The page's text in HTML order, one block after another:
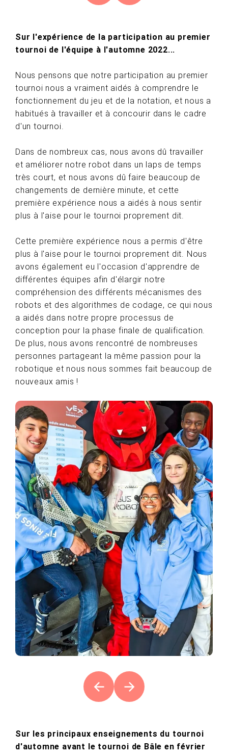
Sur l'expérience de la participation au premier
tournoi de l'équipe à l'automne 2022...
Nous pensons que notre participation au premier
tournoi nous a vraiment aidés à comprendre le
fonctionnement du jeu et de la notation, et nous a
habitués à travailler et à concourir dans le cadre
d'un tournoi.
Dans de nombreux cas, nous avons dû travailler
et améliorer notre robot dans un laps de temps
très court, et nous avons dû faire beaucoup de
changements de dernière minute, et cette
première expérience nous a aidés à nous sentir
plus à l'aise pour le tournoi proprement dit.
Cette première expérience nous a permis d'être
plus à l'aise pour le tournoi proprement dit. Nous
avons également eu l'occasion d'apprendre de
différentes équipes afin d'élargir notre
compréhension des différents mécanismes des
robots et des algorithmes de codage, ce qui nous
a aidés dans notre propre processus de
conception pour la phase finale de qualification.
De plus, nous avons rencontré de nombreuses
personnes partageant la même passion pour la
robotique et nous nous sommes fait beaucoup de
nouveaux amis !
Sur les principaux enseignements du tournoi
d'automne avant le tournoi de Bâle en février